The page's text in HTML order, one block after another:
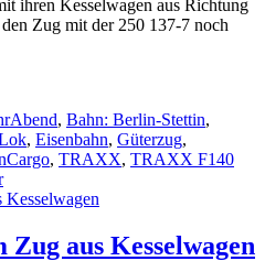
ihren Kesselwagen aus Richtung
Zug mit der 250 137-7 noch
Schlagwörter
Abend, Bahn: Berlin-Stettin,
, Eisenbahn, Güterzug,
, TRAXX, TRAXX F140
zu
Einer
noch
Zug aus Kesselwagen